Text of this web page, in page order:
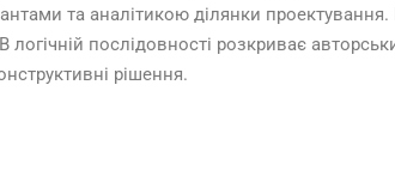
та аналітикою ділянки проектування.
послідовності розкриває
рішення.